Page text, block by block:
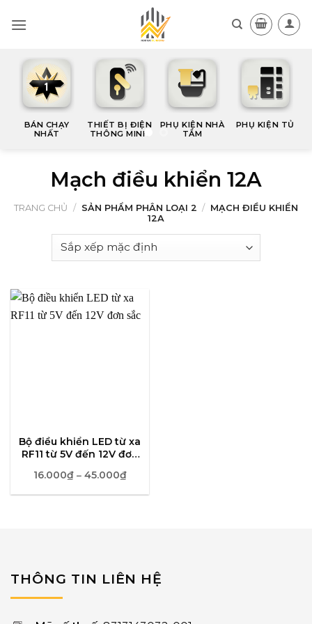
BÁN CHẠY
NHẤT
THIẾT BỊ ĐIỆN
THÔNG MINH
PHỤ KIỆN NHÀ
TẮM
PHỤ KIỆN TỦ
Mạch điều khiển 12A
TRANG CHỦ / SẢN PHẨM PHÂN LOẠI 2 / MẠCH ĐIỀU KHIỂN
12A
Bộ điều khiển LED từ xa
RF11 từ 5V đến 12V đơn
16.000₫ – 45.000₫Khoảng
từ
THÔNG TIN LIÊN HỆ